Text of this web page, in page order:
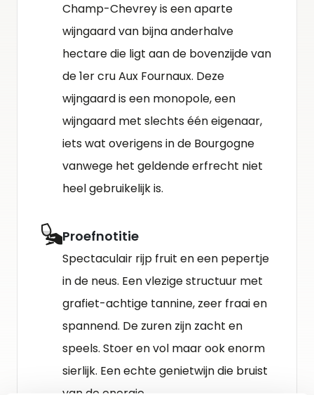
Champ-Chevrey is een aparte
wijngaard van bijna anderhalve
hectare die ligt aan de bovenzijde van
de 1er cru Aux Fournaux. Deze
wijngaard is een monopole, een
wijngaard met slechts één eigenaar,
iets wat overigens in de Bourgogne
vanwege het geldende erfrecht niet
heel gebruikelijk is.
Proefnotitie
Spectaculair rijp fruit en een pepertje
in de neus. Een vlezige structuur met
grafiet-achtige tannine, zeer fraai en
spannend. De zuren zijn zacht en
speels. Stoer en vol maar ook enorm
sierlijk. Een echte genietwijn die bruist